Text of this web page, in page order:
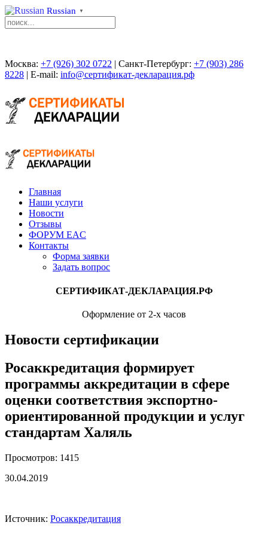
Russian ▼
Москва: +7 (926) 302 0722 | Санкт-Петербург: +7 (903) 286
8228 | E-mail: info@сертификат-декларация.рф
Главная
Наши услуги
Новости
Отзывы
ФОРУМ EAC
Контакты
Форма заявки
Задать вопрос
СЕРТИФИКАТ-ДЕКЛАРАЦИЯ.РФ
Оформление от 2-х часов
Новости сертификации
Росаккредитация формирует
программы аккредитации в сфере
оценки соответствия экспортно-
ориентированной продукции и услуг
стандартам Халяль
Просмотров: 1415
30.04.2019
Источник: Росаккредитация